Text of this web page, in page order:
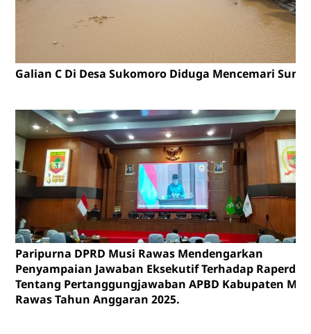
Galian C Di Desa Sukomoro Diduga Mencemari
Paripurna DPRD Musi Rawas Mendengarkan
Penyampaian Jawaban Eksekutif Terhadap Raperda
Tentang Pertanggungjawaban APBD Kabupaten
Rawas Tahun Anggaran 2025.